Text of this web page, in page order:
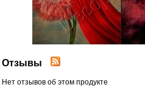
Отзывы
Нет отзывов об этом продукте